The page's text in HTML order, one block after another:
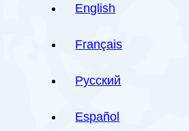
English
Français
Русский
Español